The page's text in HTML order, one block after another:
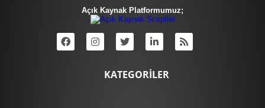
Açık Kaynak Platformumuz;
KATEGORİLER